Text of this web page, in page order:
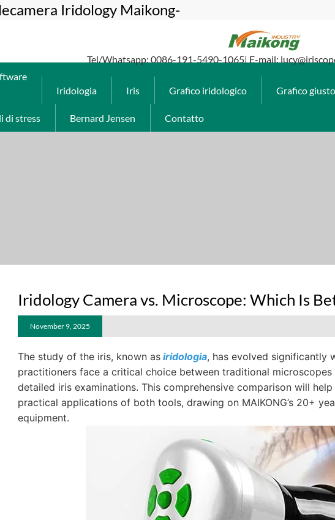
Iridology Maikong-
Tel/Whatsapp: 0086-191-5490-1065| E-mail:
Iridologia
Iris Grafico iridologico Grafico giusto
di stress Bernard Jensen Contatto
Iridology Camera vs. Microscope: Which Is
November 9, 2025
The study of the iris, known asiridologia, has evolved significantly
practitioners face a critical choice between traditional microscopes
detailed iris examinations. This comprehensive comparison will
practical applications of both tools, drawing on MAIKONG’s 20+
equipment.